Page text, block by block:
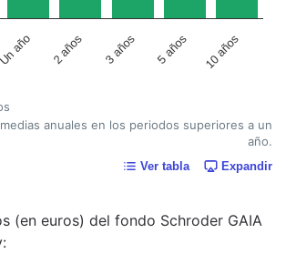
Un año 2 años 3 años 5 años 10 años
anuales en los periodos superiores a un
año.
Ver tabla Expandir
(en euros) del fondo Schroder GAIA